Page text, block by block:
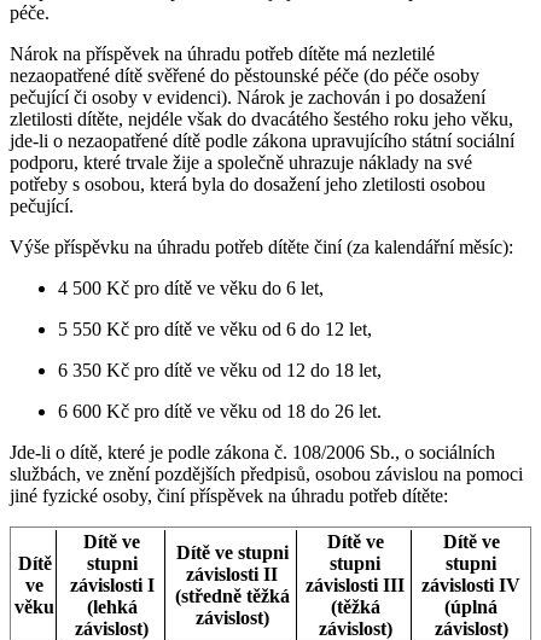
péče.
Nárok na příspěvek na úhradu potřeb dítěte má nezletilé
nezaopatřené dítě svěřené do pěstounské péče (do péče osoby
pečující či osoby v evidenci). Nárok je zachován i po dosažení
zletilosti dítěte, nejdéle však do dvacátého šestého roku jeho věku,
jde-li o nezaopatřené dítě podle zákona upravujícího státní sociální
podporu, které trvale žije a společně uhrazuje náklady na své
potřeby s osobou, která byla do dosažení jeho zletilosti osobou
pečující.
Výše příspěvku na úhradu potřeb dítěte činí (za kalendářní měsíc):
4 500 Kč pro dítě ve věku do 6 let,
5 550 Kč pro dítě ve věku od 6 do 12 let,
6 350 Kč pro dítě ve věku od 12 do 18 let,
6 600 Kč pro dítě ve věku od 18 do 26 let.
Jde-li o dítě, které je podle zákona č. 108/2006 Sb., o sociálních
službách, ve znění pozdějších předpisů, osobou závislou na pomoci
jiné fyzické osoby, činí příspěvek na úhradu potřeb dítěte:
Dítě
ve
věku
Dítě ve
stupni
závislosti I
(lehká
závislost)
Dítě ve stupni
závislosti II
(středně těžká
závislost)
Dítě ve
stupni
závislosti III
(těžká
závislost)
Dítě ve
stupni
závislosti IV
(úplná
závislost)